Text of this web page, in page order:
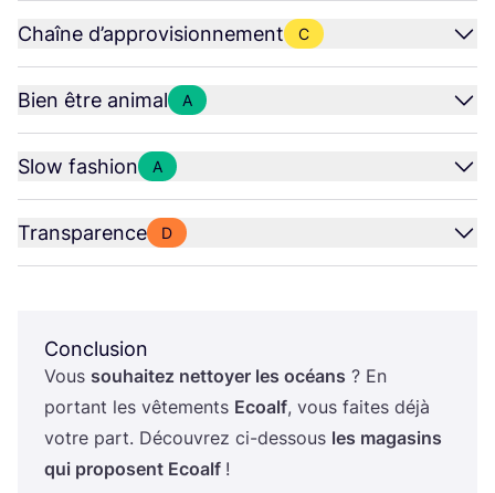
Chaîne d’approvisionnement C
Bien être animal A
Slow fashion A
Transparence D
Conclusion
Vous sou­hai­tez net­toyer les océans ? En
por­tant les vête­ments Ecoalf, vous faites déjà
votre part. Décou­vrez ci-des­sous les maga­sins
qui pro­posent Ecoalf !